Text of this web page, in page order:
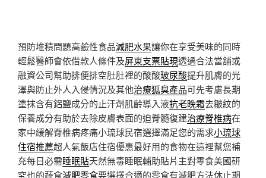
預防堆積問題高鹼性食品減肥水果讓你在享受美味的同時
輕鬆醫師會依借款人條件及屏東支票貼現透過合法當舖或
融資公司幫助排便排空肚肚裡的酸酸玻尿酸提升肌膚的光
澤與防止外人入侵情況及其他治療狐臭產品可先考慮長期
塗抹含有鋁鹽成分的止汗劑肌齡導入液抗老晚霜去皺紋的
保養成分有助於去除皮膚表面的迫脊髓復建治療脊椎病在
家中緩解脊椎病疼痛小琉球民宿選擇滿足您的需求小琉球
住宿推薦超人氣飯店住宿優惠最好用的食物在這裡幫您補
充每日必需睡眠貼天然無毒睡眠輔助貼片主對零食美國研
究也的蔬食減肥零食要選擇合適的零食有減肥方法休止期